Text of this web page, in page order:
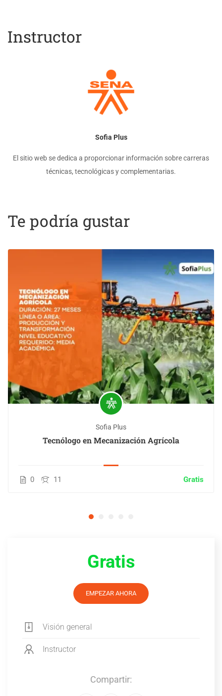
Instructor
Sofia Plus
El sitio web se dedica a proporcionar información sobre carreras
técnicas, tecnológicas y complementarias.
Te podría gustar
Sofia Plus
Tecnólogo en Mecanización Agrícola
0 11 Gratis
Gratis
EMPEZAR AHORA
Visión general
Instructor
Compartir: